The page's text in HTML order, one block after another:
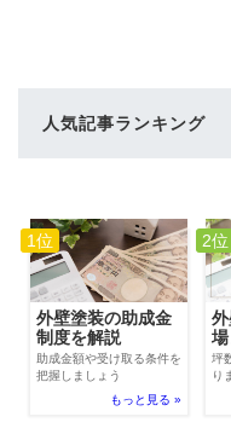
人気記事ランキング
1位
外壁塗装の助成金
制度を解説
助成金額や受け取る条件を
把握しましょう
もっと見る »
2位
坪
り